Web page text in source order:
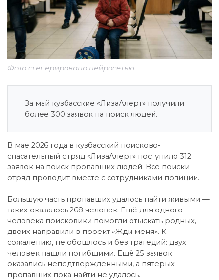
Фото сгенерировано нейросетью
За май кузбасские «ЛизаАлерт» получили
более 300 заявок на поиск людей.
В мае 2026 года в кузбасский поисково-
спасательный отряд «ЛизаАлерт» поступило 312
заявок на поиск пропавших людей. Все поиски
отряд проводит вместе с сотрудниками полиции.
Большую часть пропавших удалось найти живыми —
таких оказалось 268 человек. Ещё для одного
человека поисковики помогли отыскать родных,
двоих направили в проект «Жди меня». К
сожалению, не обошлось и без трагедий: двух
человек нашли погибшими. Ещё 25 заявок
оказались неподтверждёнными, а пятерых
пропавших пока найти не удалось.